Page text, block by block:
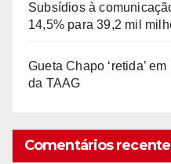
Subsídios à
14,5% para 39,2 mil
Gueta Chapo ‘retida’
da TAAG
Comentários